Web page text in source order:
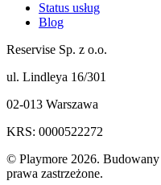
Status usług
Blog
Reservise Sp. z o.o.
ul. Lindleya 16/301
02-013 Warszawa
KRS: 0000522272
© Playmore 2026.
prawa zastrzeżone.